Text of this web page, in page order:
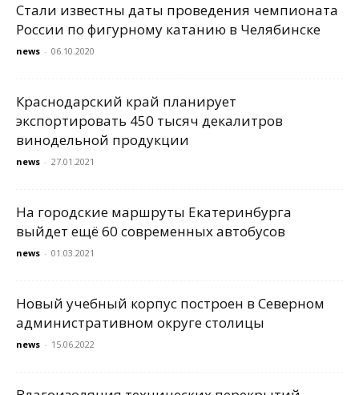
Стали известны даты проведения чемпионата
России по фигурному катанию в Челябинске
news - 06.10.2020
Краснодарский край планирует
экспортировать 450 тысяч декалитров
винодельной продукции
news - 27.01.2021
На городские маршруты Екатеринбурга
выйдет ещё 60 современных автобусов
news - 01.03.2021
Новый учебный корпус построен в Северном
административном округе столицы
news - 15.06.2022